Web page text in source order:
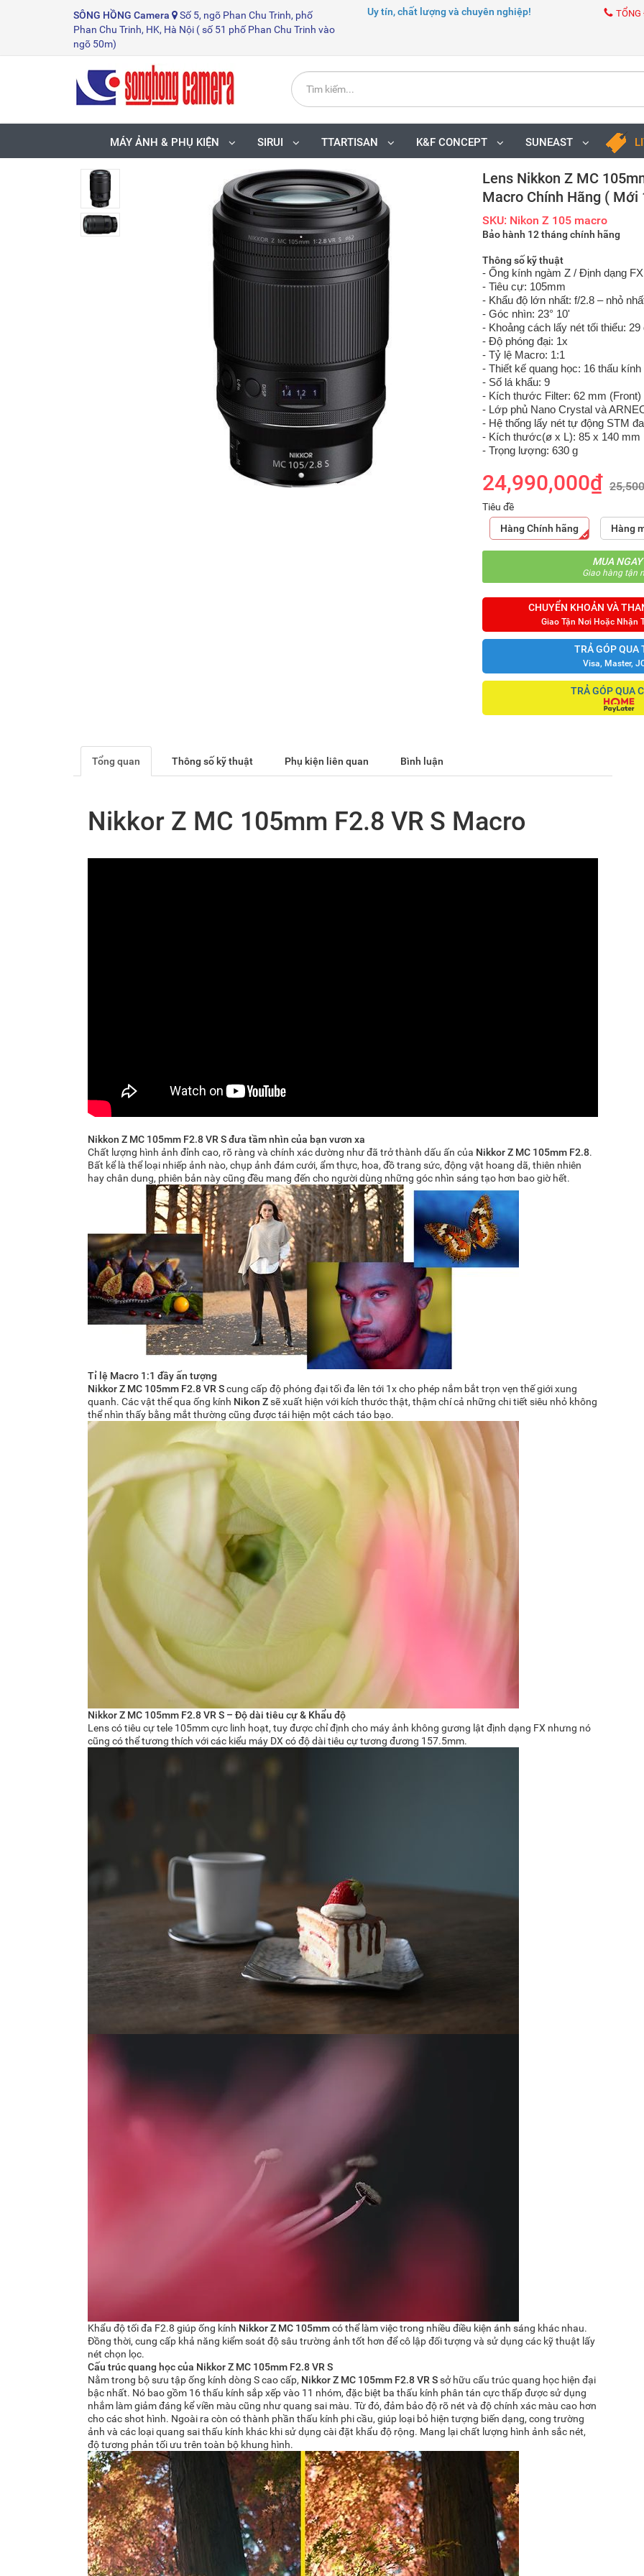
SÔNG HỒNG Camera
Số 5, ngõ Phan Chu Trinh, phố
Phan Chu Trinh, HK, Hà Nội ( số 51 phố Phan Chu Trinh vào
ngõ 50m)
Uy tín, chất lượng và chuyên nghiệp! TỔNG
MÁY ẢNH & PHỤ KIỆN SIRUI TTARTISAN K&F CONCEPT SUNEAST
Lens Nikkon Z MC
Macro Chính Hãng ( Mới
SKU: Nikon Z 105 macro
Bảo hành 12 tháng chính hãng
Thông số kỹ thuật
- Ống kính ngàm Z / Định dạng FX
- Tiêu cự: 105mm
- Khẩu độ lớn nhất: f/2.8 – nhỏ
- Góc nhìn: 23° 10'
- Khoảng cách lấy nét tối thiểu: 29
- Độ phóng đại: 1x
- Tỷ lệ Macro: 1:1
- Thiết kế quang học: 16 thấu kính
- Số lá khẩu: 9
- Kích thước Filter: 62 mm (Front)
- Lớp phủ Nano Crystal và
- Hệ thống lấy nét tự động STM
- Kích thước(ø x L): 85 x 140 mm
- Trọng lượng: 630 g
24,990,000₫
Tiêu đề
Hàng Chính hãng
Hàng
MUA NGAY
Giao hàng tận
CHUYỂN KHOẢN VÀ
Giao Tận Nơi Hoặc Nhận
TRẢ GÓP QUA
Visa, Master,
TRẢ GÓP QUA
Tổng quan Thông số kỹ thuật Phụ kiện liên quan Bình luận
Nikkor Z MC 105mm F2.8 VR S Macro
Nikkon Z MC 105mm F2.8 VR S đưa tầm nhìn của bạn vươn xa
Chất lượng hình ảnh đỉnh cao, rõ ràng và chính xác dường như đã trở thành dấu ấn của Nikkor Z MC 105mm F2.8.
Bất kể là thể loại nhiếp ảnh nào, chụp ảnh đám cưới, ẩm thực, hoa, đồ trang sức, động vật hoang dã, thiên nhiên
hay chân dung, phiên bản này cũng đều mang đến cho người dùng những góc nhìn sáng tạo hơn bao giờ hết.
Tỉ lệ Macro 1:1 đầy ấn tượng
Nikkor Z MC 105mm F2.8 VR Scung cấp độ phóng đại tối đa lên tới 1x cho phép nắm bắt trọn vẹn thế giới xung
quanh. Các vật thể qua ống kính Nikon Zsẽ xuất hiện với kích thước thật, thậm chí cả những chi tiết siêu nhỏ không
thể nhìn thấy bằng mắt thường cũng được tái hiện một cách táo bạo.
Nikkor Z MC 105mm F2.8 VR S – Độ dài tiêu cự & Khẩu độ
Lens có tiêu cự tele 105mm cực linh hoạt, tuy được chỉ định cho máy ảnh không gương lật định dạng FX nhưng nó
cũng có thể tương thích với các kiểu máy DX có độ dài tiêu cự tương đương 157.5mm.
Khẩu độ tối đa F2.8 giúp ống kính Nikkor Z MC 105mmcó thể làm việc trong nhiều điều kiện ánh sáng khác nhau.
Đồng thời, cung cấp khả năng kiểm soát độ sâu trường ảnh tốt hơn để cô lập đối tượng và sử dụng các kỹ thuật lấy
nét chọn lọc.
Cấu trúc quang học của Nikkor Z MC 105mm F2.8 VR S
Nằm trong bộ sưu tập ống kính dòng S cao cấp, Nikkor Z MC 105mm F2.8 VR Ssở hữu cấu trúc quang học hiện đại
bậc nhất. Nó bao gồm 16 thấu kính sắp xếp vào 11 nhóm, đặc biệt ba thấu kính phân tán cực thấp được sử dụng
nhắm làm giảm đáng kể viền màu cũng như quang sai màu. Từ đó, đảm bảo độ rõ nét và độ chính xác màu cao hơn
cho các shot hình. Ngoài ra còn có thành phần thấu kính phi cầu, giúp loại bỏ hiện tượng biến dạng, cong trường
ảnh và các loại quang sai thấu kính khác khi sử dụng cài đặt khẩu độ rộng. Mang lại chất lượng hình ảnh sắc nét,
độ tương phản tối ưu trên toàn bộ khung hình.